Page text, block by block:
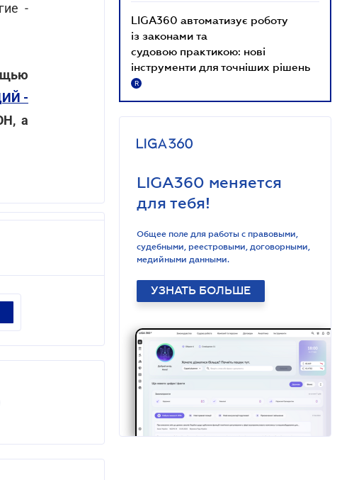
-
-
а
LIGA360 автоматизує роботу
із законами та
судовою практикою: нові
інструменти для точніших рішень
R
LIGA360 меняется
для тебя!
Общее поле для работы с правовыми,
судебными, реестровыми, договорными,
медийными данными.
УЗНАТЬ БОЛЬШЕ